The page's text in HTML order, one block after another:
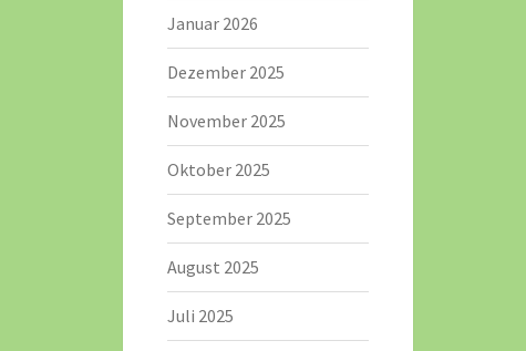
Januar 2026
Dezember 2025
November 2025
Oktober 2025
September 2025
August 2025
Juli 2025